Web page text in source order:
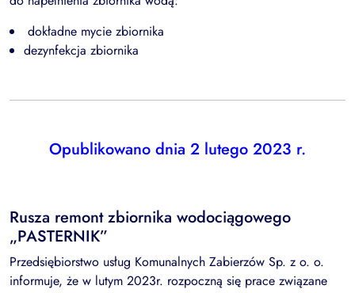
dokładne mycie zbiornika
dezynfekcja zbiornika
Opublikowano dnia 2 lutego 2023 r.
Rusza remont zbiornika wodociągowego
„PASTERNIK”
Przedsiębiorstwo usług Komunalnych Zabierzów Sp. z o. o.
informuje, że w lutym 2023r. rozpoczną się prace związane